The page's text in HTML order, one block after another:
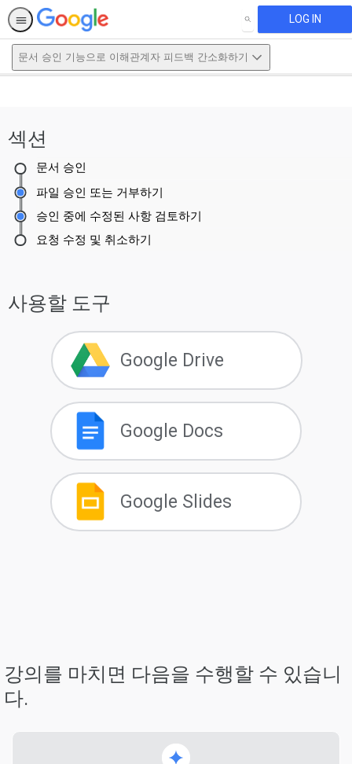
SEARCH LOG IN
문서 승인 기능으로 이해관계자 피드백 간소화하기
섹션
문서 승인
승인 중에 수정된 사항 검토하기
파일 승인 또는 거부하기
요청 수정 및 취소하기
사용할 도구
Google Drive
Google Docs
Google Slides
강의를 마치면 다음을 수행할 수 있습니
다.